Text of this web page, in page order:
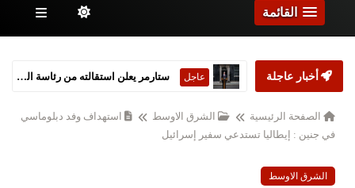
القائمة
أخبار عاجلة عاجل ستارمر يعلن استقالته من رئاسة الحكومة البريطانية
الصفحة الرئيسية الشرق الاوسط
استهداف وفد دبلوماسي
في جنين : إيطاليا تستدعي سفير إسرائيل
الشرق الاوسط